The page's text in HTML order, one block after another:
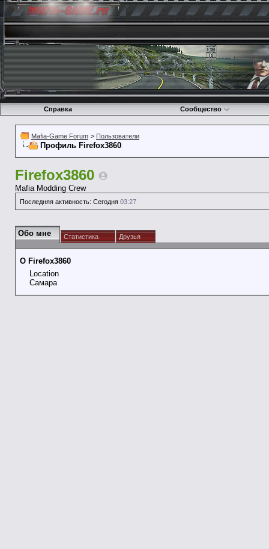
Справка Сообщество
Mafia-Game Forum > Пользователи
Профиль Firefox3860
Firefox3860
Mafia Modding Crew
Последняя активность: Сегодня 03:27
Обо мне Статистика Друзья
О Firefox3860
Location
Самара